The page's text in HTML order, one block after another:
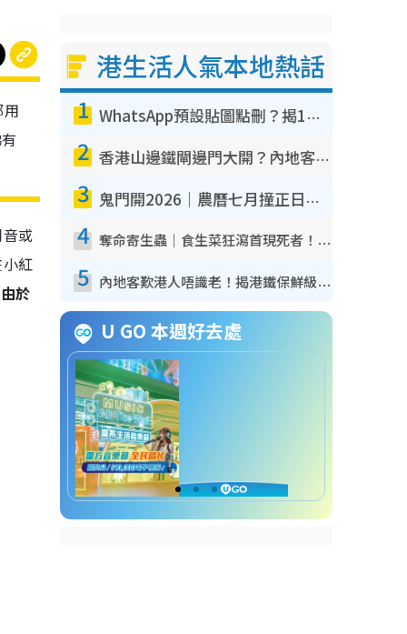
或
紅
由於
港生活人氣本地熱話
1 WhatsApp預設貼圖點刪？揭1招「反向操作」還原簡潔介面 附3步實測教學
2 香港山邊鐵閘邊門大開？內地客困惑意義何在！網民神回覆：呢種叫法理性防禦
3 鬼門開2026｜農曆七月撞正日全食特別邪？專家警告切忌做一事！揭4大禁忌+2招保平安
4 奪命寄生蟲｜食生菜狂瀉首現死者！疫潮惡化錄1.8萬宗病例 揭洗菜3大謬誤
5 內地客歎港人唔識老！揭港鐵保鮮級冷氣 港人求放過：咪投訴
U GO 本週好去處